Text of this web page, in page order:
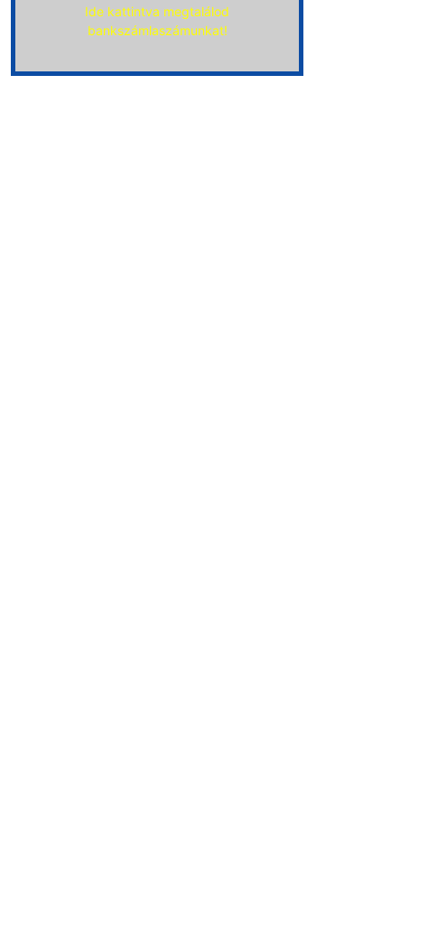
Ide kattintva megtalálod
bankszámlaszámunkat!